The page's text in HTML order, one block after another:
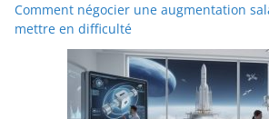
Comment négocier une augmentation
mettre en difficulté